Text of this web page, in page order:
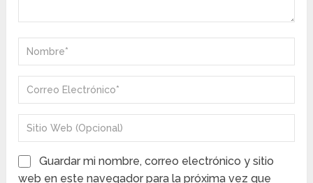
Guardar mi nombre, correo electrónico y sitio
web en este navegador para la próxima vez que